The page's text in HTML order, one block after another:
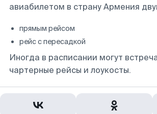
авиабилетом в страну Армения
прямым рейсом
рейс с пересадкой
Иногда в расписании могут
чартерные рейсы и лоукосты.